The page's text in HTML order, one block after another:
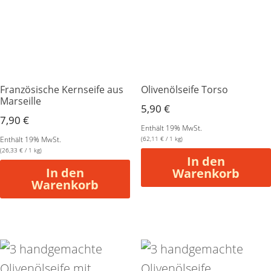
Französische Kernseife aus
Marseille
7,90 €
Enthält 19% MwSt.
(26,33 € / 1 kg)
In den
Warenkorb
Olivenölseife Torso
5,90 €
Enthält 19% MwSt.
(62,11 €/ 1 kg)
In den
Warenkorb